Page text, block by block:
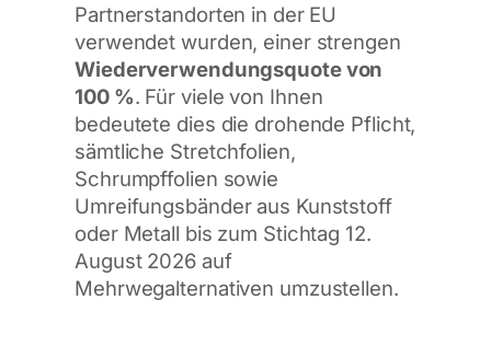
Partnerstandorten in der EU
verwendet wurden, einer strengen
Wiederverwendungsquote von
100 %. Für viele von Ihnen
bedeutete dies die drohende Pflicht,
sämtliche Stretchfolien,
Schrumpffolien sowie
Umreifungsbänder aus Kunststoff
oder Metall bis zum Stichtag 12.
August 2026 auf
Mehrwegalternativen umzustellen.